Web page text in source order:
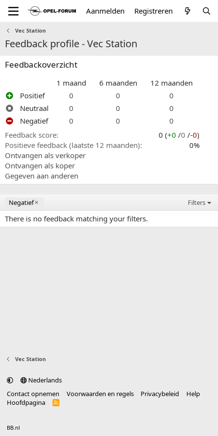
Aanmelden Registreren
Vec Station
Feedback profile - Vec Station
Feedbackoverzicht
1 maand 6 maanden
12 maanden
Positief
0 0
0
Neutraal
0 0
0
Negatief
0 0
0
Feedback score
0 (+0 /0 /-0)
Positieve feedback (laatste 12 maanden)
0%
Ontvangen als verkoper
Ontvangen als koper
Gegeven aan anderen
Negatief Filters
There is no feedback matching your filters.
Vec Station
Nederlands
Contact opnemen
Voorwaarden en regels Privacybeleid
Help
Hoofdpagina
R
BB.nl